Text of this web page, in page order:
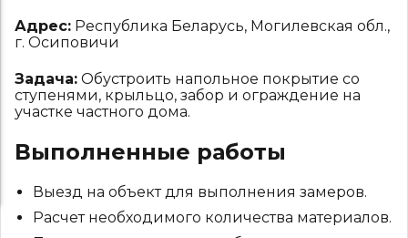
Адрес: Республика Беларусь, Могилевская обл.,
г. Осиповичи
Задача: Обустроить напольное покрытие со
ступенями, крыльцо, забор и ограждение на
участке частного дома.
Выполненные работы
Выезд на объект для выполнения замеров.
Расчет необходимого количества материалов.